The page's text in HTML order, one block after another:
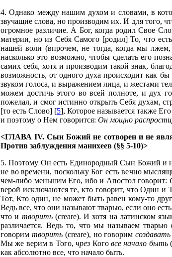
4. Однако между нашим духом и словами, в
звучащие слова, но производим их. И для того,
огромное различие. А Бог, когда родил Свое
материи, но из Себя Самого [родил] То, что
нашей воли (впрочем, не тогда, когда мы
насколько это возможно, чтобы сделать его
самих себя, хотя и производим такой знак,
возможность, от одного духа происходит как
звуком голоса, и выражением лица, и жестами
можем достичь этого во всей полноте, и дух
пожелал, и смог истинно открыть Себя духам,
[то есть Слово] [5], Которое называется также Его
и поэтому о Нем говорится: Он мощно
<ГЛАВА IV. Сын Божий не сотворен и не
Против заблуждения манихеев (§§ 5-10)>
5. Поэтому Он есть Единородный Сын Божий и
не во времени, поскольку Бог есть вечно
чем-либо меньшим Его, ибо и Апостол говорит:
верой исключаются те, кто говорит, что Один
Тот, Кто один, не может быть равен кому-то
Ведь все, что они называют тварью, если оно
что и творить(creare). И хотя на латинском
различается. Ведь то, что мы называем
говорим творить(creare), но говоримсоздавать
Мы же верим в Того,чрез Коговсе начало быть
как абсолютно все, что начало быть.